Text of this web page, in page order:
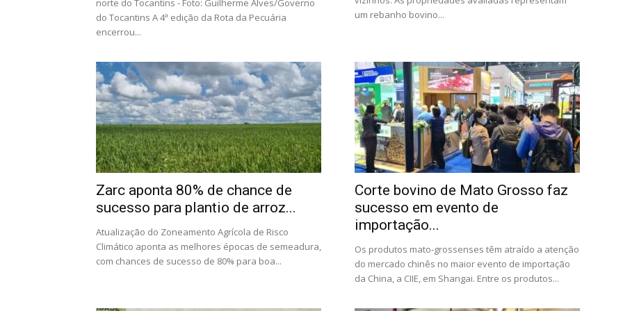
norte do Tocantins - Foto: Guilherme Alves/Governo
do Tocantins A 4ª edição da Rota da Pecuária
encerrou...
um rebanho bovino...
Zarc aponta 80% de chance de
sucesso para plantio de arroz...
Atualização do Zoneamento Agrícola de Risco
Climático aponta as melhores épocas de semeadura,
com chances de sucesso de 80% para boa...
Corte bovino de Mato Grosso faz
sucesso em evento de
importação...
Os produtos mato-grossenses têm atraído a atenção
do mercado chinês no maior evento de importação
da China, a CIIE, em Shangai. Entre os produtos...